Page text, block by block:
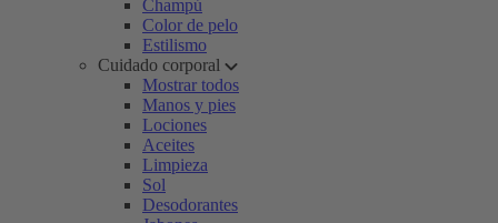
Champú
Color de pelo
Estilismo
Cuidado corporal
Mostrar todos
Manos y pies
Lociones
Aceites
Limpieza
Sol
Desodorantes